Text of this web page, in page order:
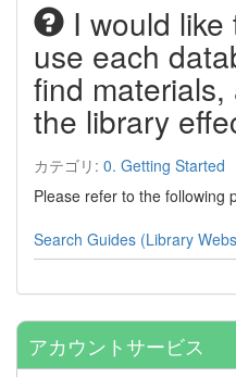
I would
use each
find
the library
カテゴリ: 0. Getting Started
Please refer to the following
Search Guides (Library
アカウントサービス